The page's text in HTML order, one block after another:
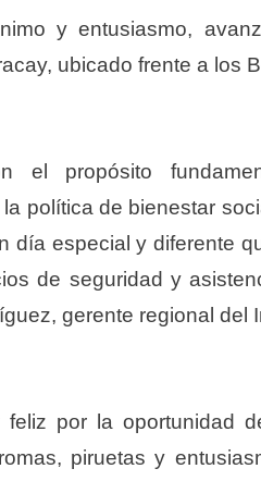
y entusiasmo,
ubicado frente a los
el propósito
política de bienestar
día especial y diferente
de seguridad y
gerente regional del
feliz por la oportunidad
piruetas y